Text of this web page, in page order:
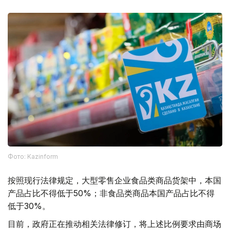
Фото: Kazinform
按照现行法律规定，大型零售企业食品类商品货架中，本国
产品占比不得低于50%；非食品类商品本国产品占比不得
低于30%。
目前，政府正在推动相关法律修订，将上述比例要求由商场